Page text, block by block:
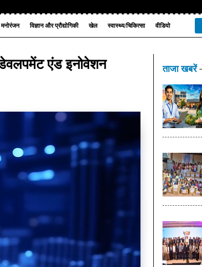
मनोरंजन विज्ञान और प्रौद्योगिकी खेल स्वास्थ्य/चिकित्सा वीडियो
एंड इनोवेशन
ताजा खबरें